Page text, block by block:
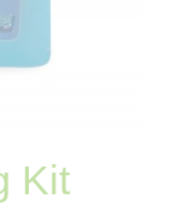
Kit